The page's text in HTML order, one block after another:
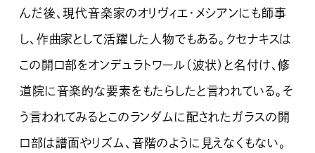
んだ後、現代音楽家のオリヴィエ・メシアンにも師事
し、作曲家として活躍した人物でもある。クセナキスは
この開口部をオンデュラトワール（波状）と名付け、修
道院に音楽的な要素をもたらしたと言われている。そ
う言われてみるとこのランダムに配されたガラスの開
口部は譜面やリズム、音階のように見えなくもない。